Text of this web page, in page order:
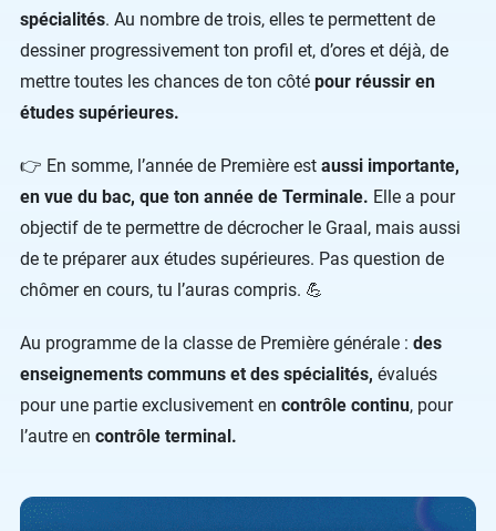
spécialités. Au nombre de trois, elles te permettent de
dessiner progressivement ton profil et, d’ores et déjà, de
mettre toutes les chances de ton côté pour réussir en
études supérieures.
👉 En somme, l’année de Première est aussi importante,
en vue du bac, que ton année de Terminale. Elle a pour
objectif de te permettre de décrocher le Graal, mais aussi
de te préparer aux études supérieures. Pas question de
chômer en cours, tu l’auras compris. 💪
Au programme de la classe de Première générale : des
enseignements communs et des spécialités, évalués
pour une partie exclusivement en contrôle continu, pour
l’autre en contrôle terminal.